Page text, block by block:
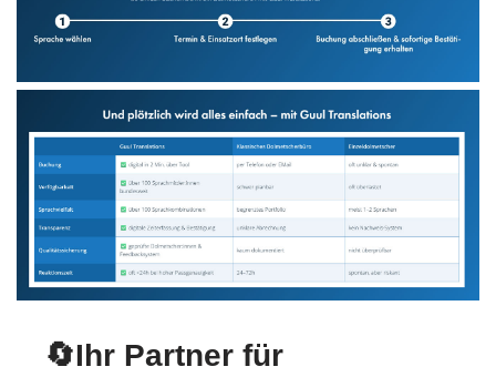
🔄Ihr Partner für